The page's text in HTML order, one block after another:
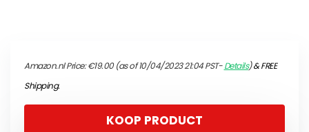
Amazon.nl Price:€19.00(as of 10/04/2023 21:04 PST-Details)&FREE
Shipping.
KOOP PRODUCT